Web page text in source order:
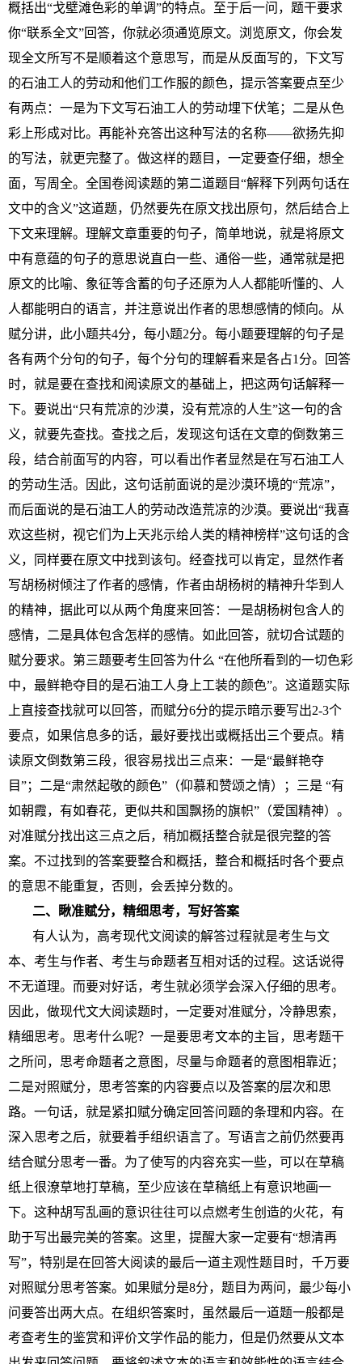
概括出“戈壁滩色彩的单调”的特点。至于后一问，题干要求
你“联系全文”回答，你就必须通览原文。浏览原文，你会发
现全文所写不是顺着这个意思写，而是从反面写的，下文写
的石油工人的劳动和他们工作服的颜色，提示答案要点至少
有两点：一是为下文写石油工人的劳动埋下伏笔；二是从色
彩上形成对比。再能补充答出这种写法的名称——欲扬先抑
的写法，就更完整了。做这样的题目，一定要查仔细，想全
面，写周全。全国卷阅读题的第二道题目“解释下列两句话在
文中的含义”这道题，仍然要先在原文找出原句，然后结合上
下文来理解。理解文章重要的句子，简单地说，就是将原文
中有意蕴的句子的意思说直白一些、通俗一些，通常就是把
原文的比喻、象征等含蓄的句子还原为人人都能听懂的、人
人都能明白的语言，并注意说出作者的思想感情的倾向。从
赋分讲，此小题共4分，每小题2分。每小题要理解的句子是
各有两个分句的句子，每个分句的理解看来是各占1分。回答
时，就是要在查找和阅读原文的基础上，把这两句话解释一
下。要说出“只有荒凉的沙漠，没有荒凉的人生”这一句的含
义，就要先查找。查找之后，发现这句话在文章的倒数第三
段，结合前面写的内容，可以看出作者显然是在写石油工人
的劳动生活。因此，这句话前面说的是沙漠环境的“荒凉”，
而后面说的是石油工人的劳动改造荒凉的沙漠。要说出“我喜
欢这些树，视它们为上天兆示给人类的精神榜样”这句话的含
义，同样要在原文中找到该句。经查找可以肯定，显然作者
写胡杨树倾注了作者的感情，作者由胡杨树的精神升华到人
的精神，据此可以从两个角度来回答：一是胡杨树包含人的
感情，二是具体包含怎样的感情。如此回答，就切合试题的
赋分要求。第三题要考生回答为什么 “在他所看到的一切色彩
中，最鲜艳夺目的是石油工人身上工装的颜色”。这道题实际
上直接查找就可以回答，而赋分6分的提示暗示要写出2-3个
要点，如果信息多的话，最好要找出或概括出三个要点。精
读原文倒数第三段，很容易找出三点来：一是“最鲜艳夺
目”；二是“肃然起敬的颜色”（仰慕和赞颂之情）；三是 “有
如朝霞，有如春花，更似共和国飘扬的旗帜”（爱国精神）。
对准赋分找出这三点之后，稍加概括整合就是很完整的答
案。不过找到的答案要整合和概括，整合和概括时各个要点
的意思不能重复，否则，会丢掉分数的。
二、瞅准赋分，精细思考，写好答案
有人认为，高考现代文阅读的解答过程就是考生与文
本、考生与作者、考生与命题者互相对话的过程。这话说得
不无道理。而要对好话，考生就必须学会深入仔细的思考。
因此，做现代文大阅读题时，一定要对准赋分，冷静思索，
精细思考。思考什么呢？一是要思考文本的主旨，思考题干
之所问，思考命题者之意图，尽量与命题者的意图相靠近；
二是对照赋分，思考答案的内容要点以及答案的层次和思
路。一句话，就是紧扣赋分确定回答问题的条理和内容。在
深入思考之后，就要着手组织语言了。写语言之前仍然要再
结合赋分思考一番。为了使写的内容充实一些，可以在草稿
纸上很潦草地打草稿，至少应该在草稿纸上有意识地画一
下。这种胡写乱画的意识往往可以点燃考生创造的火花，有
助于写出最完美的答案。这里，提醒大家一定要有“想清再
写”，特别是在回答大阅读的最后一道主观性题目时，千万要
对照赋分思考答案。如果赋分是8分，题目为两问，最少每小
问要答出两大点。在组织答案时，虽然最后一道题一般都是
考查考生的鉴赏和评价文学作品的能力，但是仍然要从文本